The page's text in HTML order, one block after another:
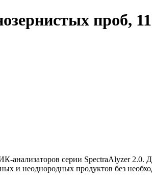
проб,
анализаторов серии SpectraAlyzer 2.0.
и неоднородных продуктов без